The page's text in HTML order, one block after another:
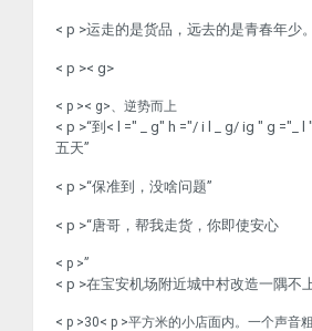
< p >运走的是货品，远去的是青春年少。
< p >< g>
< p >< g>、逆势而上
< p >“到< l =" _ g" h ="/ i l _ g/ ig " g ="_ l
五天”
< p >“保准到，没啥问题”
< p >“唐哥，帮我走货，你即使安心
< p >”
< p >在宝安机场附近城中村改造一隅不
< p >30< p >平方米的小店面内。一个声音